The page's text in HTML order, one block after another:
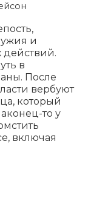
и
действий.
в
После
вербуют
который
то у
включая